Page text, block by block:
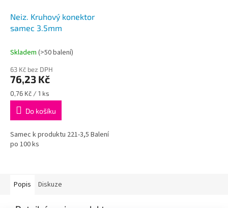
Neiz. Kruhový konektor
samec 3.5mm
Skladem (>50 balení)
63 Kč bez DPH
76,23 Kč
Měrná
cena:
0,76 Kč / 1 ks
Do košíku
Samec k produktu 221-3,5 Balení
po 100 ks
Popis Diskuze